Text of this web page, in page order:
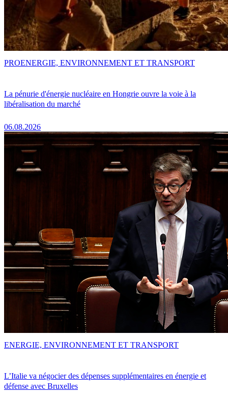
La pénurie d'énergie nucléaire en Hongrie ouvre la voie à la
libéralisation du marché
06.08.2026
PROENERGIE, ENVIRONNEMENT ET TRANSPORT
L’Italie va négocier des dépenses supplémentaires en énergie et
défense avec Bruxelles
ENERGIE, ENVIRONNEMENT ET TRANSPORT